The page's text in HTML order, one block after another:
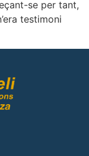
se per tant,
testimoni